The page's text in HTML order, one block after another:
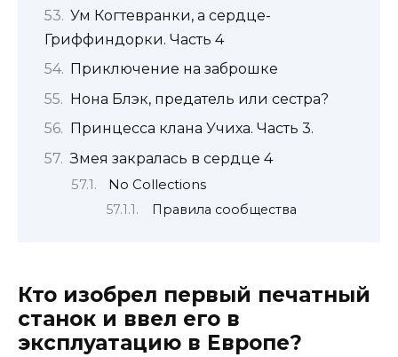
Ум Когтевранки, а сердце-
Гриффиндорки. Часть 4
Приключение на заброшке
Нона Блэк, предатель или сестра?
Принцесса клана Учиха. Часть 3.
Змея закралась в сердце 4
No Collections
Правила сообщества
Кто изобрел первый печатный
станок и ввел его в
эксплуатацию в Европе?